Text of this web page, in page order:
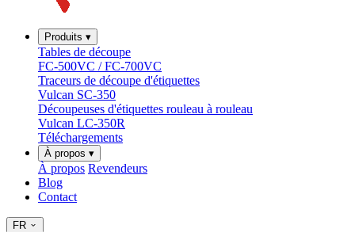
Produits ▾
Tables de découpe
FC-500VC / FC-700VC
Traceurs de découpe d'étiquettes
Vulcan SC-350
Découpeuses d'étiquettes rouleau à rouleau
Vulcan LC-350R
Téléchargements
À propos ▾
À propos Revendeurs
Blog
Contact
FR